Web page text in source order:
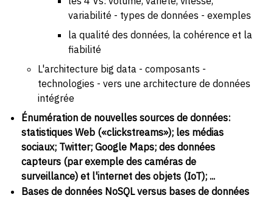
variabilité - types de données - exemples
la qualité des données, la cohérence et la
fiabilité
L'architecture big data - composants -
technologies - vers une architecture de données
intégrée
Énumération de nouvelles sources de données:
statistiques Web («clickstreams»); les médias
sociaux; Twitter; Google Maps; des données
capteurs (par exemple des caméras de
surveillance) et l'internet des objets (IoT); ...
Bases de données NoSQL versus bases de données